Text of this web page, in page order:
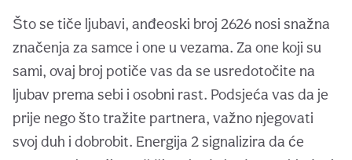
Što se tiče ljubavi, anđeoski broj 2626 nosi snažna
značenja za samce i one u vezama. Za one koji su
sami, ovaj broj potiče vas da se usredotočite na
ljubav prema sebi i osobni rast. Podsjeća vas da je
prije nego što tražite partnera, važno njegovati
svoj duh i dobrobit. Energija 2 signalizira da će